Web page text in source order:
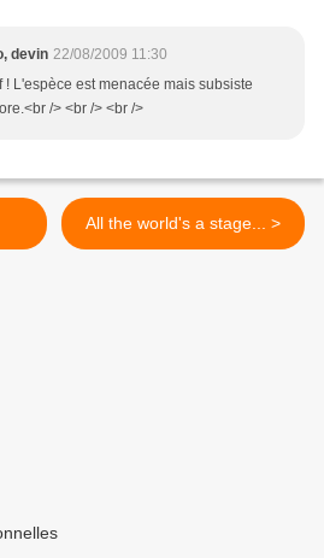
devin 22/08/2009 11:30
! L'espèce est menacée mais subsiste
/> <br /> <br />
All the world's a stage... >